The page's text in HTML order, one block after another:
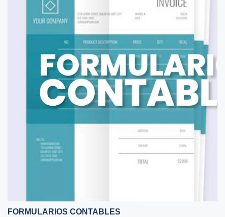
FORMULARIOS CONTABLES